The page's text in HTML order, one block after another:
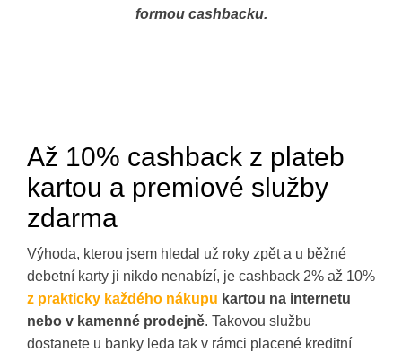
formou cashbacku.
Až 10% cashback z plateb
kartou a premiové služby
zdarma
Výhoda, kterou jsem hledal už roky zpět a u běžné
debetní karty ji nikdo nenabízí, je cashback 2% až 10%
z prakticky každého nákupu kartou na internetu
nebo v kamenné prodejně. Takovou službu
dostanete u banky leda tak v rámci placené kreditní